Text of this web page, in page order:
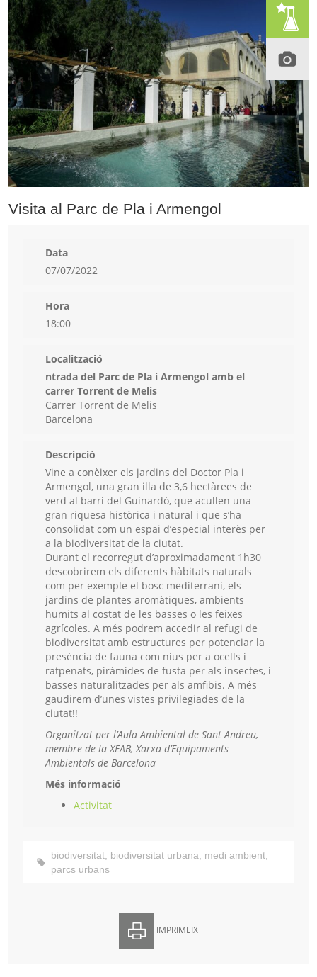
Visita al Parc de Pla i Armengol
Data
07/07/2022
Hora
18:00
Localització
ntrada del Parc de Pla i Armengol amb el
carrer Torrent de Melis
Carrer Torrent de Melis
Barcelona
Descripció
Vine a conèixer els jardins del Doctor Pla i
Armengol, una gran illa de 3,6 hectàrees de
verd al barri del Guinardó, que acullen una
gran riquesa històrica i natural i que s’ha
consolidat com un espai d’́especial interès per
a la biodiversitat de la ciutat.
Durant el recorregut d’aproximadament 1h30
descobrirem els diferents hàbitats naturals
com per exemple el bosc mediterrani, els
jardins de plantes aromàtiques, ambients
humits al costat de les basses o les feixes
agrícoles. A més podrem accedir al refugi de
biodiversitat amb estructures per potenciar la
presència de fauna com nius per a ocells i
ratpenats, piràmides de fusta per als insectes, i
basses naturalitzades per als amfibis. A més
gaudirem d’unes vistes privilegiades de la
ciutat!!
Organitzat per l’Aula Ambiental de Sant Andreu,
membre de la XEAB, Xarxa d’Equipaments
Ambientals de Barcelona
Més informació
Activitat
biodiversitat, biodiversitat urbana, medi ambient,
parcs urbans
IMPRIMEIX